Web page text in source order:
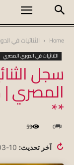
Home الثنائيات في
الثنائيات في الدوري المصري
سجل
**
0
59
↻ آخر تحديث: 10-03-2025